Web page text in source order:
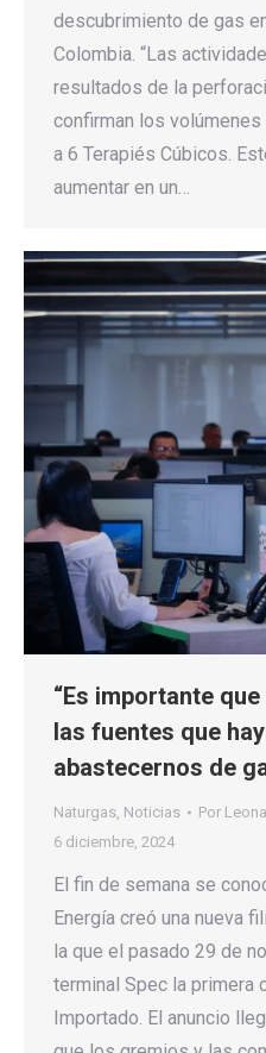
descubrimiento de gas
Colombia. “Las
resultados de la
confirman los
a 6 Terapiés Cúbicos.
aumentar en un…
“Es importante
las fuentes que
abastecernos de
Naturgas, Noticias Por
6 diciembre, 2024
El fin de semana se
Energía creó una nueva
la que el pasado 29 de
terminal Spec la primera
Importado. El anuncio